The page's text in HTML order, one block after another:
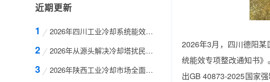
到AI预诊断，一篇
文章讲透如何筛选
出真正靠谱的冷却
塔维修上门服务团
队
近期更新
2026年四川工业冷却系统能效升级必看指南：为什
2026年从源头解决冷却塔扰民难题：为什么科学的
2026年陕西工业冷却市场全面升级：为什么专业的
2026年3月，四川德阳
统能效专项整改通知书
出GB 40873-2025国家